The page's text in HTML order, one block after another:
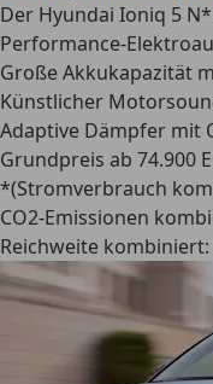
Der Hyundai Ioniq 5
Performance-
Große Akkukapazität
Künstlicher
Adaptive Dämpfer mit
Grundpreis ab 74.900
*(Stromverbrauch
CO2-Emissionen
Reichweite kombiniert: